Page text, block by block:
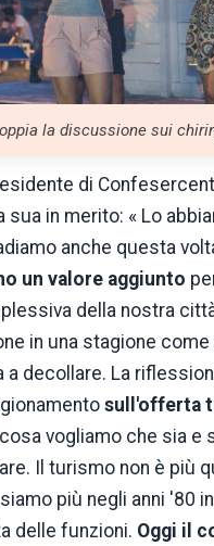
la discussione sui
di
sua in merito: « Lo
anche questa
un valore aggiunto
della nostra
in una stagione
a decollare. La
sull'offerta
vogliamo che sia e
Il turismo non è più
più negli anni '80
delle funzioni. Oggi il